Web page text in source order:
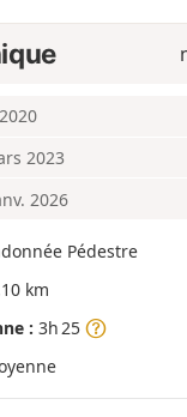
2023
2026
Pédestre
km
: 3h 25